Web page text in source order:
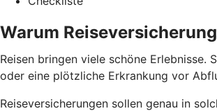
Warum
Reisen bringen viele schöne
oder eine plötzliche Erkrankung vor
Reiseversicherungen sollen genau in